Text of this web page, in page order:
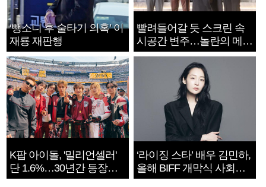
‘뺑소니 후 술타기 의혹’ 이
재룡 재판행
빨려들어갈 듯 스크린 속
시공간 변주…놀란의 메시
지는 ‘전쟁 속죄’
K팝 아이돌, '밀리언셀러'
단 1.6%…30년간 등장
1182개팀 전수조사
‘라이징 스타’ 배우 김민하,
올해 BIFF 개막식 사회자
확정